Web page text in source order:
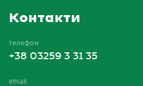
Контакти
телефон
+38 03259 3 31 35
email